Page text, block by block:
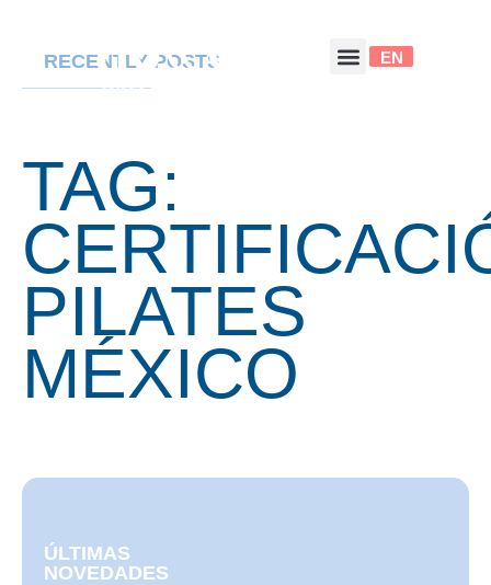
EN
RECENTLY POSTS
TAG:
PILATES
MÉXICO
ÚLTIMAS
NOVEDADES